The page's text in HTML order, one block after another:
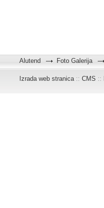
Alutend Foto Galerija
Izrada web stranica:: CMS ::